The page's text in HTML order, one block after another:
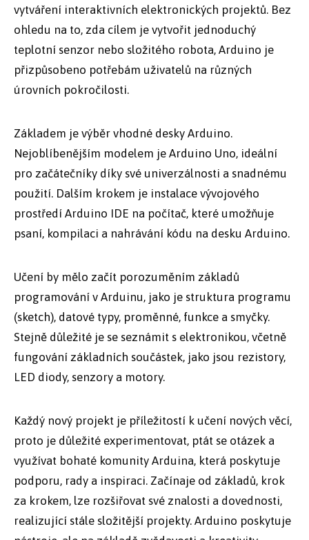
vytváření interaktivních elektronických projektů. Bez
ohledu na to, zda cílem je vytvořit jednoduchý
teplotní senzor nebo složitého robota, Arduino je
přizpůsobeno potřebám uživatelů na různých
úrovních pokročilosti.
Základem je výběr vhodné desky Arduino.
Nejoblíbenějším modelem je Arduino Uno, ideální
pro začátečníky díky své univerzálnosti a snadnému
použití. Dalším krokem je instalace vývojového
prostředí Arduino IDE na počítač, které umožňuje
psaní, kompilaci a nahrávání kódu na desku Arduino.
Učení by mělo začít porozuměním základů
programování v Arduinu, jako je struktura programu
(sketch), datové typy, proměnné, funkce a smyčky.
Stejně důležité je se seznámit s elektronikou, včetně
fungování základních součástek, jako jsou rezistory,
LED diody, senzory a motory.
Každý nový projekt je příležitostí k učení nových věcí,
proto je důležité experimentovat, ptát se otázek a
využívat bohaté komunity Arduina, která poskytuje
podporu, rady a inspiraci. Začínaje od základů, krok
za krokem, lze rozšiřovat své znalosti a dovednosti,
realizující stále složitější projekty. Arduino poskytuje